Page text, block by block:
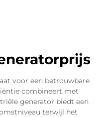
voor een betrouwbare
combineert met
generator biedt een
terwijl het